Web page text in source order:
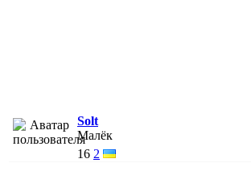
Solt
Малёк
16 2